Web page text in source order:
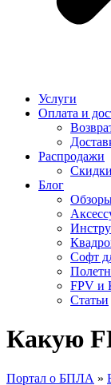
Услуги
Оплата и
Распродажи
Скидки
Блог
Софт
FPV и
Статьи
Какую
Портал о БПЛА »